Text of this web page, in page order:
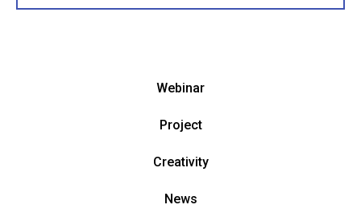
Webinar
Project
Creativity
News